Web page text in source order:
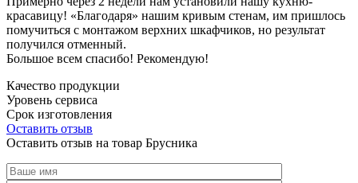
красавицу! «Благодаря» нашим кривым стенам, им пришлось
помучиться с монтажом верхних шкафчиков, но результат
получился отменный.
Большое всем спасибо! Рекомендую!
Качество продукции
Уровень сервиса
Срок изготовления
Оставить отзыв
Оставить отзыв на товар Брусника